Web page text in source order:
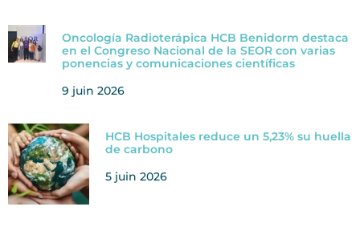
Oncología Radioterápica HCB Benidorm destaca
en el Congreso Nacional de la SEOR con varias
ponencias y comunicaciones científicas
9 juin 2026
HCB Hospitales reduce un 5,23% su huella
de carbono
5 juin 2026